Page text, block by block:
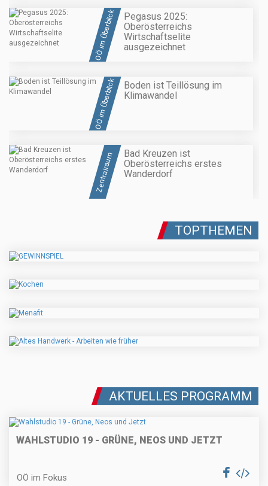
OÖ im Überblick
Pegasus 2025:
Oberösterreichs
Wirtschaftselite
ausgezeichnet
OÖ im Überblick
Boden ist Teillösung im
Klimawandel
Zentralraum
Bad Kreuzen ist
Oberösterreichs erstes
Wanderdorf
TOPTHEMEN
AKTUELLES PROGRAMM
WAHLSTUDIO 19 - GRÜNE, NEOS UND JETZT
OÖ im Fokus